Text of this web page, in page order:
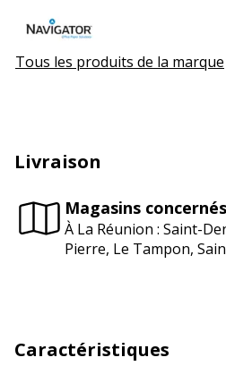
Tous les produits de la marque
Livraison
Magasins concernés
À La Réunion : Saint-
Pierre, Le Tampon,
Caractéristiques